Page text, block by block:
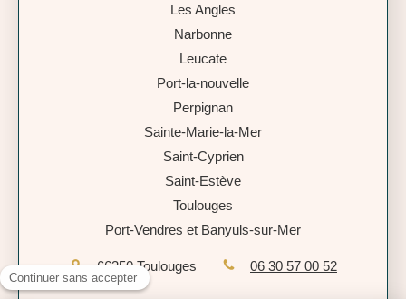
Les Angles
Narbonne
Leucate
Port-la-nouvelle
Perpignan
Sainte-Marie-la-Mer
Saint-Cyprien
Saint-Estève
Toulouges
Port-Vendres et Banyuls-sur-Mer
66350 Toulouges 06 30 57 00 52